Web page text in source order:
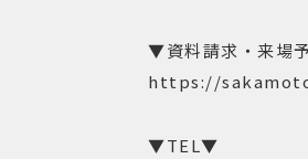
▼資料請求・来場
https://
▼TEL▼